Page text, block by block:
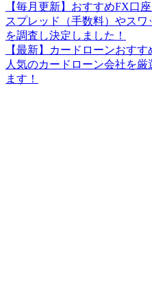
【毎月更新】おすすめFX口
スプレッド（手数料）やス
を調査し決定しました！
【最新】カードローンおす
人気のカードローン会社を
ます！